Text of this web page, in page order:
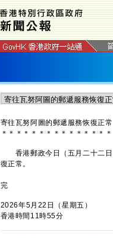
寄往瓦努阿圖的郵遞服務恢復正常
＊ ＊ ＊ ＊ ＊ ＊ ＊ ＊ ＊ ＊ ＊ ＊ ＊ ＊ ＊
香港郵政今日（五月二十二日
復正常。
完
2026年5月22日（星期五）
香港時間11時55分